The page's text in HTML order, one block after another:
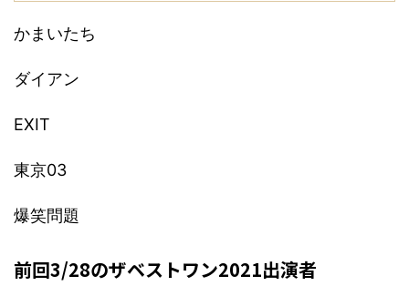
かまいたち
ダイアン
EXIT
東京03
爆笑問題
前回3/28のザベストワン2021出演者